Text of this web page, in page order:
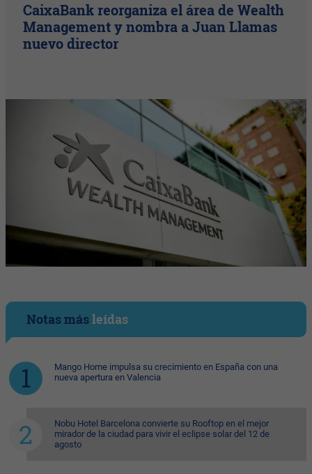
CaixaBank reorganiza el área de Wealth
Management y nombra a Juan Llamas
nuevo director
Notas másleídas
Mango Home impulsa su crecimiento en España con una
nueva apertura en Valencia
Nobu Hotel Barcelona convierte su Rooftop en el mejor
mirador de la ciudad para vivir el eclipse solar del 12 de
agosto